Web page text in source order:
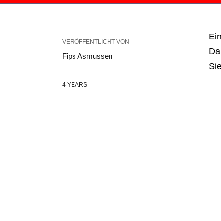
VERÖFFENTLICHT VON
Fips Asmussen
4 YEARS